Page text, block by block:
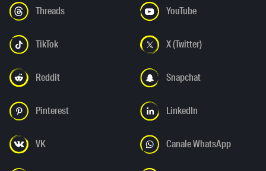
Threads YouTube
TikTok X (Twitter)
Reddit Snapchat
Pinterest LinkedIn
VK Canale WhatsApp